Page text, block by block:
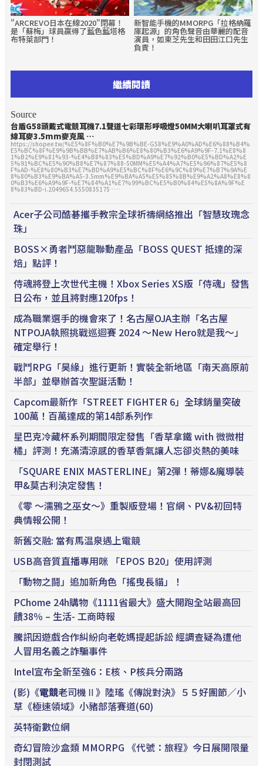
"ARCREVO日本在線2020"閉幕！
是「蘇梅」球員贏得了藍色藍塔格
布特萊部門！
新智能手機的MMORPG「拉格納羅
庫起源」的角色聲音由華麗的配音
演員，如東芝先生和田田江口先生
負責！
繼續閱讀
Source
台盾G58頭戴式電競耳機7.1聲道七彩環形呼吸燈50MM大喇叭耳罩式有
線耳麥3.5mm麥克風 …
https://shopee.tw/%E5%8F%B0%E7%9B%BE-G58%E9%A0%AD%E6%88%B4%
E5%BC%8F%E9%9B%BB%E7%AB%B6%E8%80%B3%E6%A9%9F-7.1%E8%8
1%B2%E9%81%93-%E4%B8%83%E5%BD%A9%E7%92%B0%E5%BD%A2%E
5%91%BC%E5%90%B8%E7%87%88-50MM%E5%A4%A7%E5%96%87%E5%8
F%AD-%E8%80%B3%E7%BD%A9%E5%BC%8F%E6%9C%89%E7%B7%9A%E
8%80%B3%E9%BA%A5-3.5mm%E9%BA%A5%E5%85%8B%E9%A2%A8%E8%8
0%B3%E6%A9%9F-%E7%84%A1%E7%99%BC%E5%B0%84%E5%8A%9F%E
8%83%BD-i.2049654.5550835175……
Acer子公司酷碁攜手教宗全球祈禱網絡推出「智慧玫瑰念
珠」
BOSS×勇者鬥惡龍聯動產品「BOSS QUEST 抵達的深
焙」點評！
侍魂將登上次世代主機！Xbox Series XS版「侍魂」發售
日公布，並且將對應120fps！
成為職業選手的機會來了！名古屋OJA主辦「名古屋
NTPOJA執照挑戰巡迴賽 2024 〜New Hero就是我〜」
確定舉行！
戰鬥RPG「昊緣」進行更新！實裝全新地區「南天高原前
半部」並舉辦首次聖誕活動！
Capcom最新作「STREET FIGHTER 6」全球銷量突破
100萬！百萬達成的第14部系列作
星巴克冷藏杯系列期間限定發售「香草拿鐵 with 微微柑
橘」評測！充滿清涼感的香草香氣讓人忘卻炎熱的美味
「SQUARE ENIX MASTERLINE」第2彈！蒂娜&魔導裝
甲&莫古利決定發售！
《零 ～濡鴉之巫女～》重製版登場！官網、PV&初回特
典情報公開！
新舊交融: 當有馬温泉遇上電競
USB高音質直播專用咪 「EPOS B20」使用評測
「動物之鬪」追加新角色「搖曳長貓」！
PChome 24h購物《1111省最大》盛大開跑全站最高回
饋38％ – 生活- 工商時報
騰訊因遊戲合作糾紛向老乾媽提起訴訟 經調查疑為遭他
人冒用名義之詐騙事件
Intel宣布全新至強6：E核、P核兵分兩路
(影)《電競老司機Ⅱ》陸瑤《傳說對決》５５好團節／小
草《極速領域》小豬部落賽道(60)
英特衛數位網
奇幻冒險沙盒類 MMORPG 《代號：旅程》今日展開限量
封閉測試